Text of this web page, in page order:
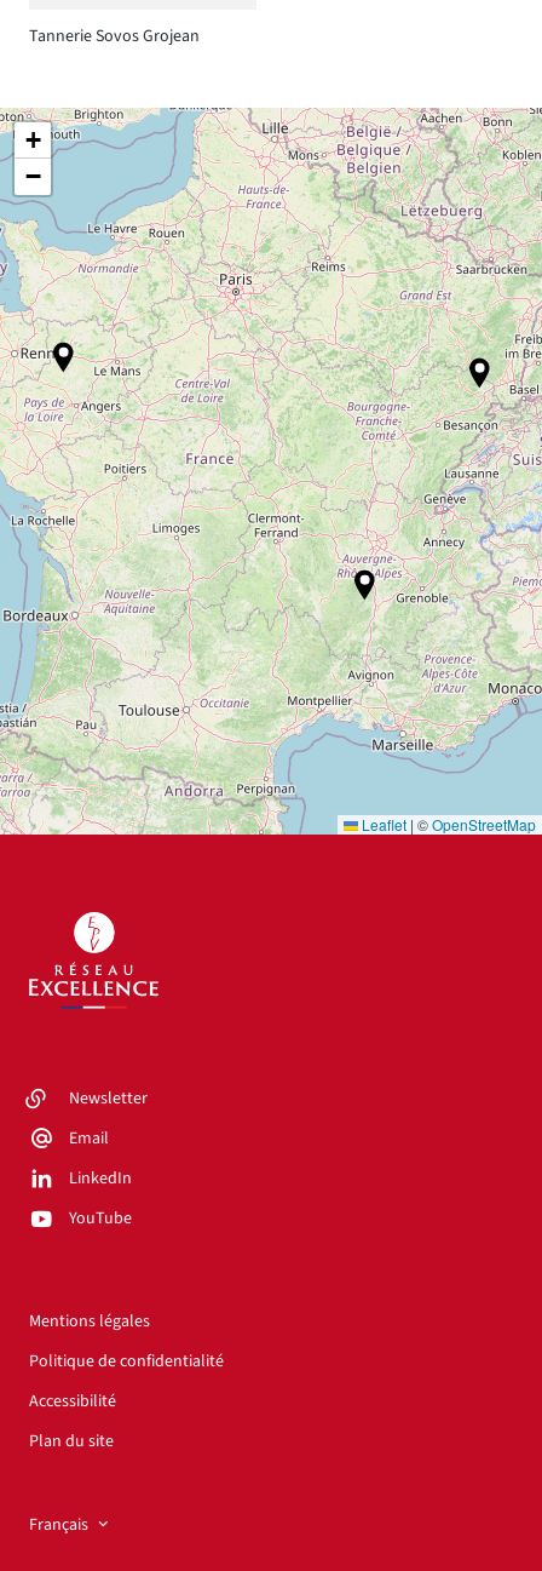
Tannerie Sovos Grojean
+
−
Leaflet | ©OpenStreetMap
Newsletter
Email
LinkedIn
YouTube
Mentions légales
Politique de confidentialité
Accessibilité
Plan du site
Français